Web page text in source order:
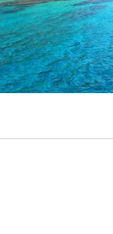
内となる場合があります
談ください。
ーツのレンタルをご希望
スキンダイビングに伴う
キジットを行う際にもト
害につながった場合、ま